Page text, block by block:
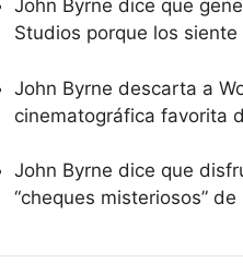
John Byrne dice que
Studios porque los
John Byrne descarta a
cinematográfica favorita
John Byrne dice que
“cheques misteriosos”